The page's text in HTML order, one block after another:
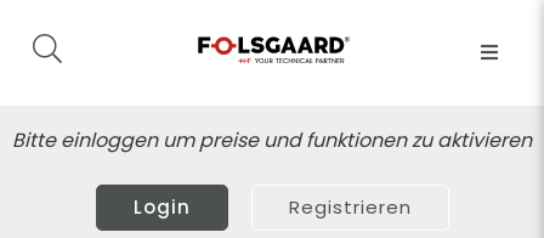
Bitte einloggen um preise und funktionen zu aktivieren
Login Registrieren